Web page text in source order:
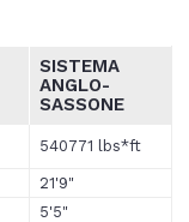
SISTEMA
ANGLO-
SASSONE
540771 lbs*ft
21'9"
5'5"